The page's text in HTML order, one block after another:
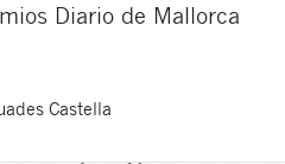
Diario de Mallorca
Castella